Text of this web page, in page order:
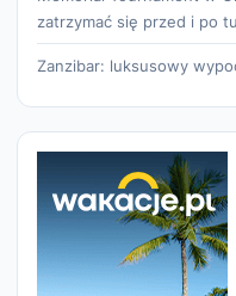
zatrzymać się przed i po
Zanzibar: luksusowy